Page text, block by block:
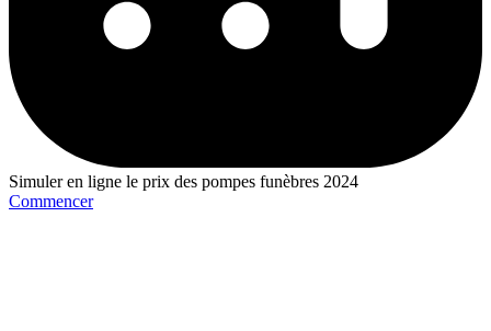
Simuler en ligne le prix des pompes funèbres 2024
Commencer